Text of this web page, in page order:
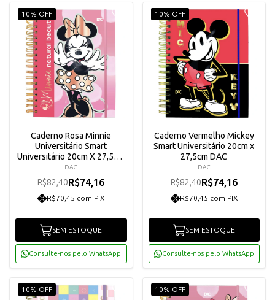
10% OFF
Caderno Rosa Minnie
Universitário Smart
Universitário 20cm X 27,5cm
Dac
DAC
R$82,40R$74,16
R$70,45 com PIX
SEM ESTOQUE
Consulte-nos pelo WhatsApp
10% OFF
Caderno Vermelho Mickey
Smart Universitário 20cm x
27,5cm DAC
DAC
R$82,40R$74,16
R$70,45 com PIX
SEM ESTOQUE
Consulte-nos pelo WhatsApp
10% OFF 10% OFF